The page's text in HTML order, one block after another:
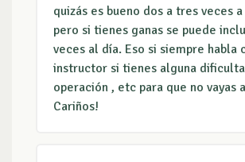
quizás es bueno dos a tres veces
pero si tienes ganas se puede
veces al día. Eso si siempre habla
instructor si tienes alguna
operación , etc para que no vayas
Cariños!